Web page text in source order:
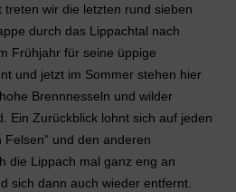
wir die letzten rund sieben
durch das Lippachtal nach
Frühjahr für seine üppige
und jetzt im Sommer stehen hier
Brennnesseln und wilder
Ein Zurückblick lohnt sich auf jeden
Felsen“ und den anderen
die Lippach mal ganz eng an
sich dann auch wieder entfernt.